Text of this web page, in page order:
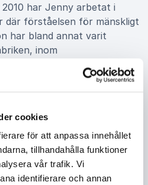
cookies
för att anpassa innehållet
tillhandahålla funktioner
vår trafik. Vi
identifierare och annan
har Jenny arbetat i
där förståelsen för mänskligt
har bland annat varit
inom
29k, Kry och
disputerade 2020 och
bredd ger henne en unik
klinisk erfarenhet och
Jenny driver också en egen
i Stockholm där hon